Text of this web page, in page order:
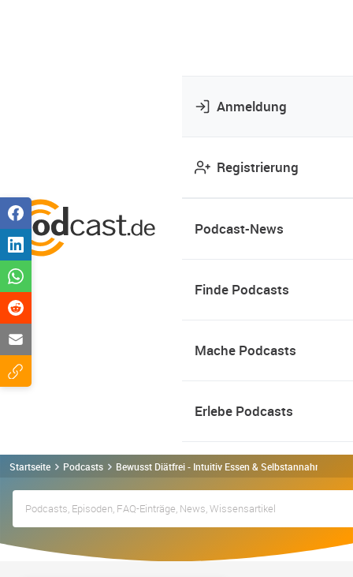
Anmeldung
Registrierung
Podcast-News
Finde Podcasts
Mache Podcasts
Erlebe Podcasts
Startseite Podcasts Bewusst Diätfrei - Intuitiv Essen & Selbstannahme